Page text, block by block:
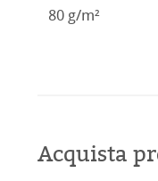
Filiali
80 g/m²
Acquista